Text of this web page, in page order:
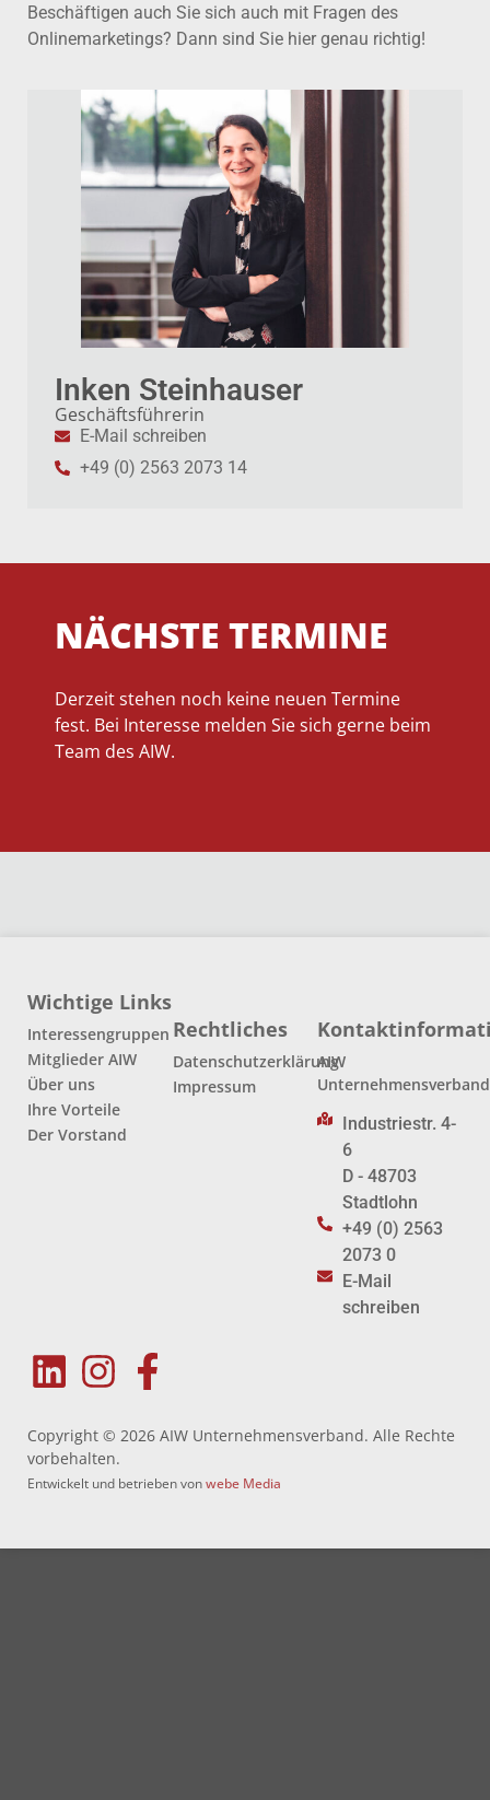
Beschäftigen auch Sie sich auch mit Fragen des
Onlinemarketings? Dann sind Sie hier genau richtig!
Inken Steinhauser
Geschäftsführerin
E-Mail schreiben
+49 (0) 2563 2073 14
NÄCHSTE TERMINE
Derzeit stehen noch keine neuen Termine
fest. Bei Interesse melden Sie sich gerne beim
Team des AIW.
Wichtige Links
Interessengruppen
Mitglieder AIW
Über uns
Ihre Vorteile
Der Vorstand
Rechtliches
Datenschutzerklärung
Impressum
AIW
Unternehmensverband
Industriestr. 4-
6
D - 48703
Stadtlohn
+49 (0) 2563
2073 0
E-Mail
schreiben
Copyright © 2026 AIW Unternehmensverband. Alle Rechte
vorbehalten.
Entwickelt und betrieben vonwebe Media